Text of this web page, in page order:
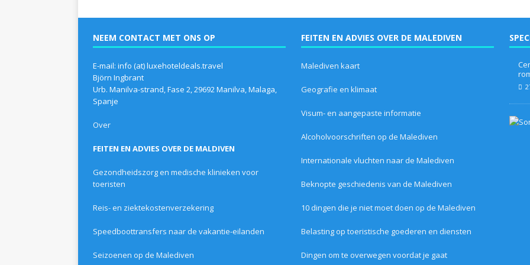
NEEM CONTACT MET ONS OP
E-mail: info (at) luxehoteldeals.travel
Björn Ingbrant
Urb. Manilva-strand, Fase 2, 29692 Manilva, Malaga,
Spanje
Over
FEITEN EN ADVIES OVER DE MALDIVEN
Gezondheidszorg en medische klinieken voor
toeristen
Reis- en ziektekostenverzekering
Speedboottransfers naar de vakantie-eilanden
Seizoenen op de Malediven
FEITEN EN ADVIES OVER DE MALEDIVEN
Malediven kaart
Geografie en klimaat
Visum- en aangepaste informatie
Alcoholvoorschriften op de Malediven
Internationale vluchten naar de Malediven
Beknopte geschiedenis van de Malediven
10 dingen die je niet moet doen op de Malediven
Belasting op toeristische goederen en diensten
Dingen om te overwegen voordat je gaat